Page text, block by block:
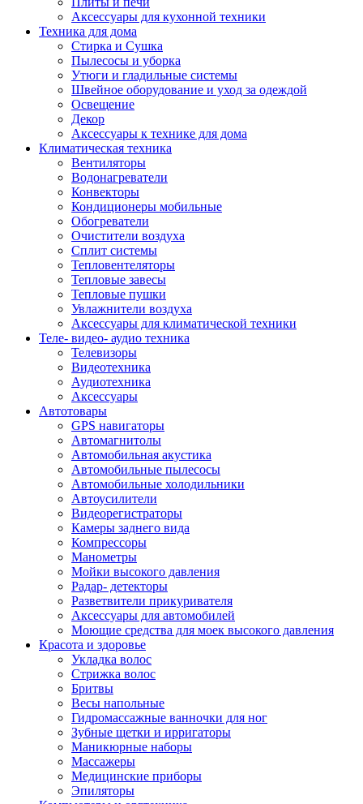
Аксессуары для кухонной техники
Техника для дома
Стирка и Сушка
Пылесосы и уборка
Утюги и гладильные системы
Швейное оборудование и уход за одеждой
Освещение
Декор
Аксессуары к технике для дома
Климатическая техника
Вентиляторы
Водонагреватели
Конвекторы
Кондиционеры мобильные
Обогреватели
Очистители воздуха
Сплит системы
Тепловентеляторы
Тепловые завесы
Тепловые пушки
Увлажнители воздуха
Аксессуары для климатической техники
Теле- видео- аудио техника
Телевизоры
Видеотехника
Аудиотехника
Аксессуары
Автотовары
GPS навигаторы
Автомагнитолы
Автомобильная акустика
Автомобильные пылесосы
Автомобильные холодильники
Автоусилители
Видеорегистраторы
Камеры заднего вида
Компрессоры
Манометры
Мойки высокого давления
Радар- детекторы
Разветвители прикуривателя
Аксессуары для автомобилей
Моющие средства для моек высокого давления
Красота и здоровье
Укладка волос
Стрижка волос
Бритвы
Весы напольные
Гидромассажные ванночки для ног
Зубные щетки и ирригаторы
Маникюрные наборы
Массажеры
Медицинские приборы
Эпиляторы